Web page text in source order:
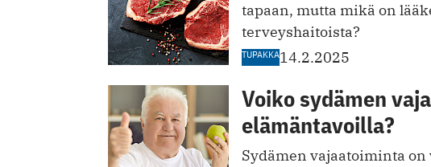
tapaan, mutta mikä on
terveyshaitoista?
TUPAKKA14.2.2025
Voiko sydämen
elämäntavoilla?
Sydämen vajaatoiminta